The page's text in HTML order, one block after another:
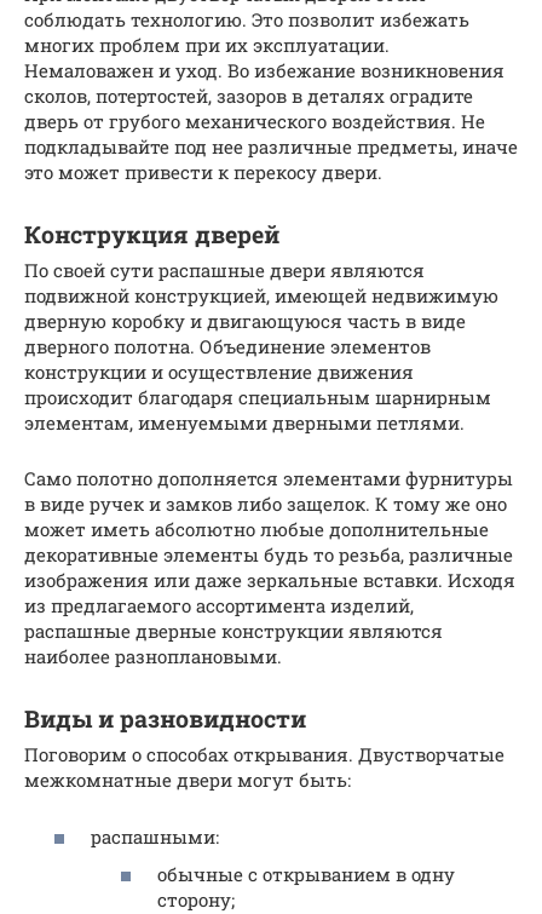
соблюдать технологию. Это позволит избежать
многих проблем при их эксплуатации.
Немаловажен и уход. Во избежание возникновения
сколов, потертостей, зазоров в деталях оградите
дверь от грубого механического воздействия. Не
подкладывайте под нее различные предметы, иначе
это может привести к перекосу двери.
Конструкция дверей
По своей сути распашные двери являются
подвижной конструкцией, имеющей недвижимую
дверную коробку и двигающуюся часть в виде
дверного полотна. Объединение элементов
конструкции и осуществление движения
происходит благодаря специальным шарнирным
элементам, именуемыми дверными петлями.
Само полотно дополняется элементами фурнитуры
в виде ручек и замков либо защелок. К тому же оно
может иметь абсолютно любые дополнительные
декоративные элементы будь то резьба, различные
изображения или даже зеркальные вставки. Исходя
из предлагаемого ассортимента изделий,
распашные дверные конструкции являются
наиболее разноплановыми.
Виды и разновидности
Поговорим о способах открывания. Двустворчатые
межкомнатные двери могут быть:
распашными:
обычные с открыванием в одну
сторону;